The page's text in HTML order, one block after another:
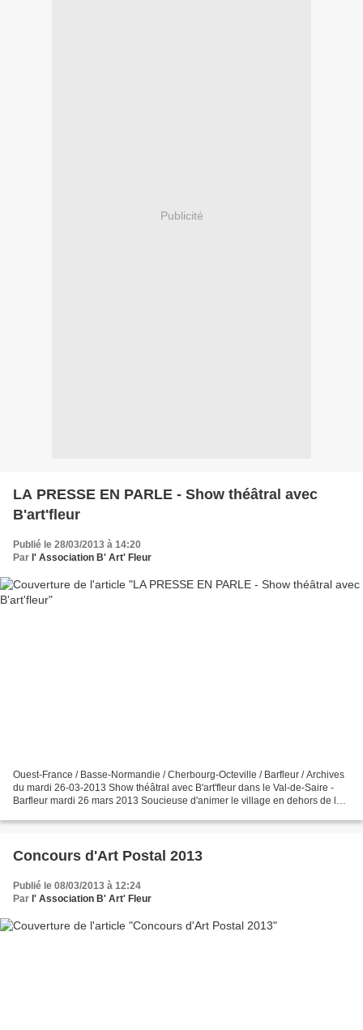
Publicité
LA PRESSE EN PARLE - Show théâtral avec
B'art'fleur
Publié le 28/03/2013 à 14:20
Par l' Association B' Art' Fleur
Ouest-France / Basse-Normandie / Cherbourg-Octeville / Barfleur / Archives
du mardi 26-03-2013 Show théâtral avec B'art'fleur dans le Val-de-Saire -
Barfleur mardi 26 mars 2013 Soucieuse d'animer le village en dehors de la
Concours d'Art Postal 2013
Publié le 08/03/2013 à 12:24
Par l' Association B' Art' Fleur